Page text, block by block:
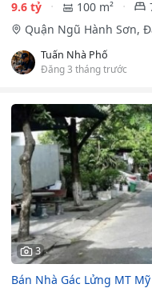
9.6 tỷ
100 m²
Quận Ngũ Hành Sơn,
Tuấn Nhà Phố
Đăng 3 tháng trước
3
Bán Nhà Gác Lửng MT